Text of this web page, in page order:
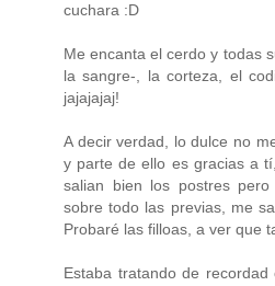
cuchara :D
Me encanta el cerdo y todas
la sangre-, la corteza, el
jajajajaj!
A decir verdad, lo dulce no
y parte de ello es gracias a
salian bien los postres pero
sobre todo las previas, me
Probaré las filloas, a ver que
Estaba tratando de